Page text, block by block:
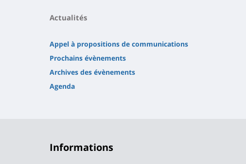
Actualités
Appel à propositions de communications
Prochains évènements
Archives des évènements
Agenda
Informations